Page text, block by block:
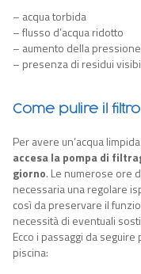
– acqua torbida
– flusso d’acqua ridotto
– aumento della
– presenza di residui
Come pulire il
Per avere un’acqua
accesa la pompa di
giorno. Le numerose ore
necessaria una regolare
così da preservare il
necessità di eventuali
Ecco i passaggi da seguire
piscina: